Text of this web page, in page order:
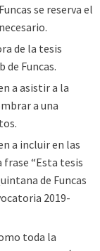
se reserva el
de la tesis
de Funcas.
a asistir a la
a una
a incluir en las
frase “Esta tesis
de Funcas
2019-
toda la